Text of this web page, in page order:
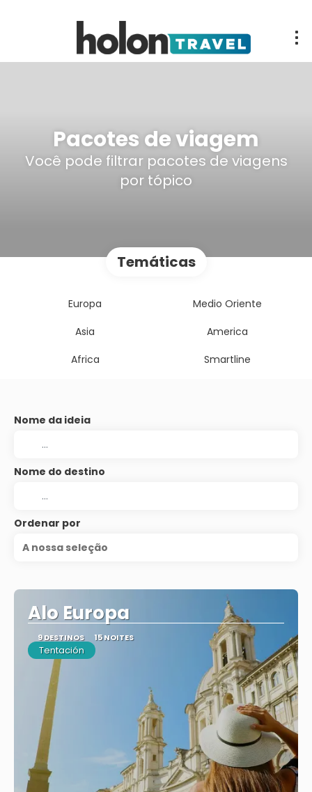
Pacotes de viagem
Você pode filtrar pacotes de viagens
por tópico
Temáticas
Europa
Medio Oriente
Asia
America
Africa
Smartline
Nome da ideia
Nome do destino
Ordenar por
A nossa seleção
Alo Europa
9 DESTINOS 15 NOITES
Tentación